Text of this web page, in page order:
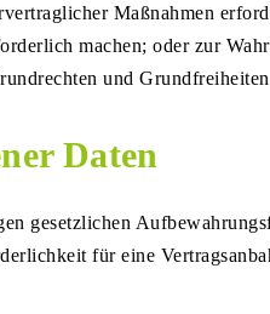
Maßnahmen
machen; oder zur
und
Daten
gesetzlichen
für eine